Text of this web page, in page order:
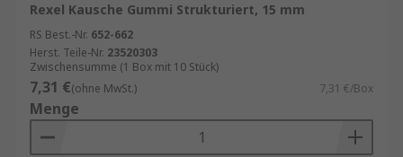
Rexel Kausche Gummi Strukturiert, 15 mm
RS Best.-Nr. 652-662
Herst. Teile-Nr. 23520303
Zwischensumme (1 Box mit 10 Stück)
7,31 €(ohne MwSt.) 7,31 €/Box
Menge